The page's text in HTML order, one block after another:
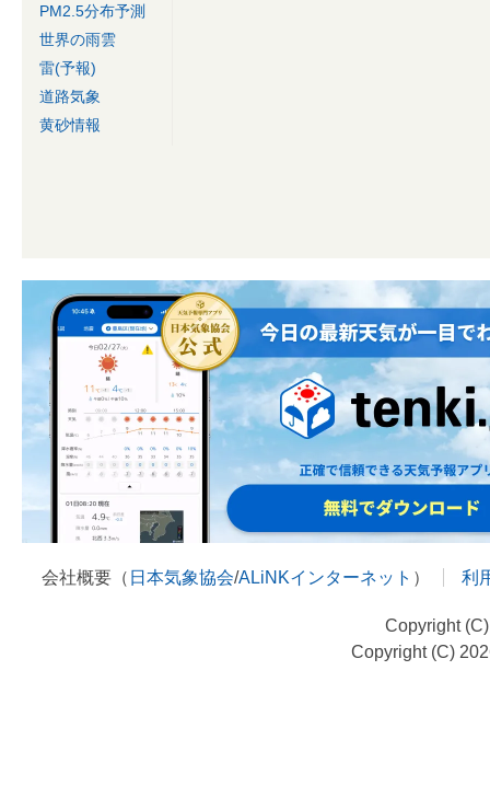
PM2.5分布予測
世界の雨雲
雷(予報)
道路気象
黄砂情報
会社概要（ 日本気象協会/ALiNKインターネット ） 利
Copyright
Copyright (C)